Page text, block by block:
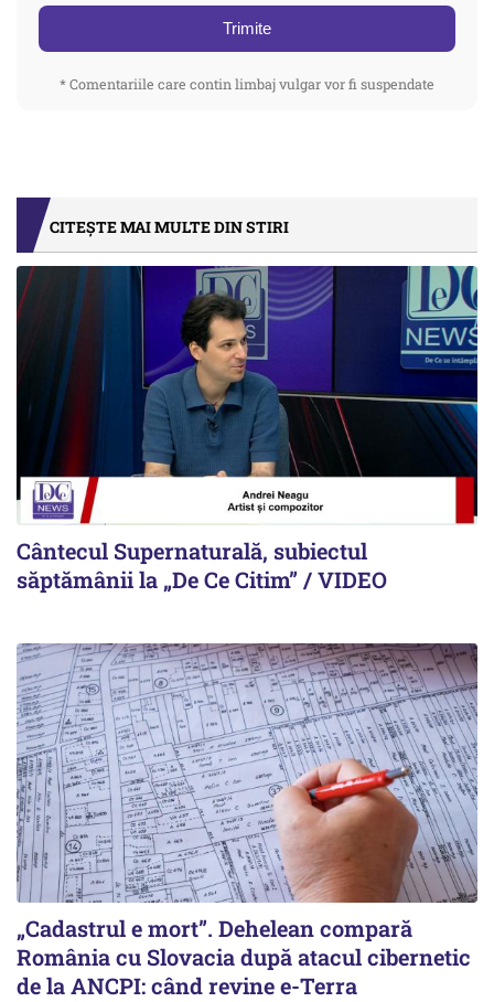
Trimite
* Comentariile care contin limbaj vulgar vor fi suspendate
CITEȘTE MAI MULTE DIN STIRI
Cântecul Supernaturală, subiectul
săptămânii la „De Ce Citim” / VIDEO
„Cadastrul e mort”. Dehelean compară
România cu Slovacia după atacul cibernetic
de la ANCPI: când revine e-Terra